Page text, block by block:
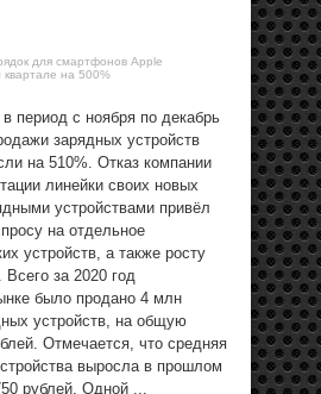
для смартфонов Apple
на 500%
период с ноября по декабрь
зарядных устройств
на 510%. Отказ компании
линейки своих новых
устройствами привёл
на отдельное
устройств, а также росту
за 2020 год
было продано 4 млн
устройств, на общую
Отмечается, что средняя
выросла в прошлом
рублей. Одной ...